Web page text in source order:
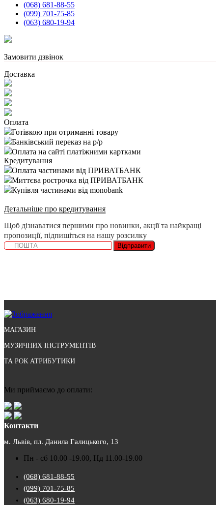
(068) 681-88-55
(099) 701-75-85
(063) 680-19-94
Замовити дзвінок
Доставка
Оплата
Готівкою при отриманні товару
Банківський переказ на р/р
Оплата на сайті платіжними картками
Кредитування
Оплата частинами від ПРИВАТБАНК
Миттєва рострочка від ПРИВАТБАНК
Купівля частинами від monobank
Детальніше про кредитування
Щоб дізнаватися першими про новинки, акції та найкращі
пропозиції, підпишіться на нашу розсилку
Відправити
МАГАЗИН
МУЗИЧНИХ ІНСТРУМЕНТІВ
ТА РОК АТРИБУТИКИ
Ми приймаємо до оплати:
Контакти
м. Львів, пл. Данила Галицького, 13
Пн - сб 10.00 -19.00, Нд 11.00-19.00
(068) 681-88-55
(099) 701-75-85
(063) 680-19-94